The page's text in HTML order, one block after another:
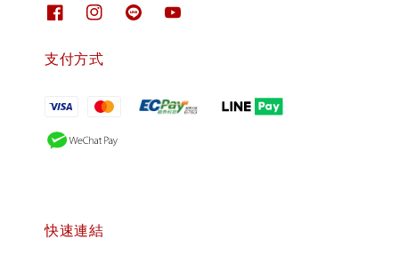
支付方式
快速連結